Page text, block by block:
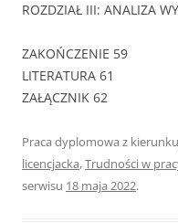
ROZDZIAŁ III: ANALIZA
ZAKOŃCZENIE 59
LITERATURA 61
ZAŁĄCZNIK 62
Praca dyplomowa z kierunku
licencjacka,Trudności w
serwisu 18 maja 2022.